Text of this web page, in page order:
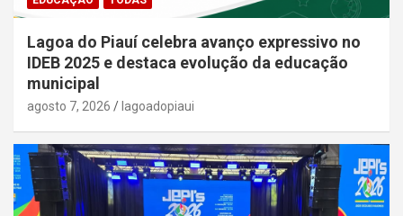
Lagoa do Piauí celebra avanço expressivo no
IDEB 2025 e destaca evolução da educação
municipal
agosto 7, 2026 lagoadopiaui